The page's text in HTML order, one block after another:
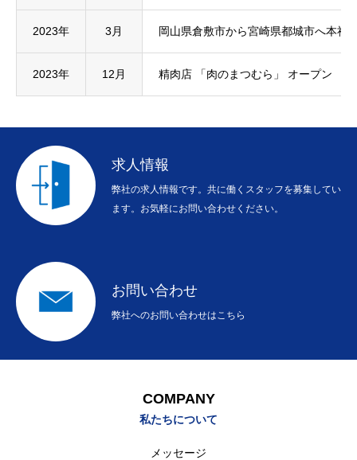
CONTACT お問い合わせ
2023年 3月 岡山県倉敷市から宮崎県都城市へ本社
2023年 12月 精肉店 「肉のまつむら」 オープン
求人情報
弊社の求人情報です。共に働くスタッフを募集してい
ます。お気軽にお問い合わせください。
お問い合わせ
弊社へのお問い合わせはこちら
COMPANY
私たちについて
メッセージ